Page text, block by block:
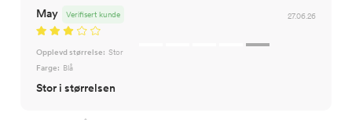
May 27.06.26
Verifisert kunde
Opplevd størrelse: Stor
Farge: Blå
Stor i størrelsen